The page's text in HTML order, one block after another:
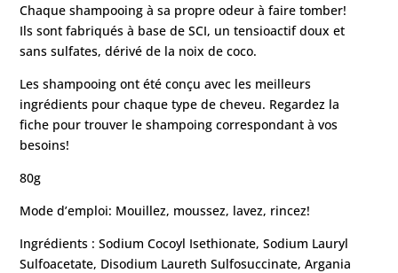
Chaque shampooing à sa propre odeur à faire tomber!
Ils sont fabriqués à base de SCI, un tensioactif doux et
sans sulfates, dérivé de la noix de coco.
Les shampooing ont été conçu avec les meilleurs
ingrédients pour chaque type de cheveu. Regardez la
fiche pour trouver le shampoing correspondant à vos
besoins!
80g
Mode d’emploi: Mouillez, moussez, lavez, rincez!
Ingrédients : Sodium Cocoyl Isethionate, Sodium Lauryl
Sulfoacetate, Disodium Laureth Sulfosuccinate, Argania